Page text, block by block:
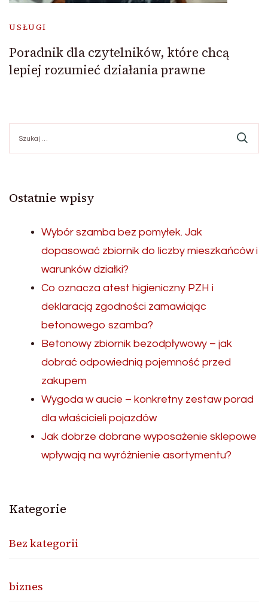
USŁUGI
Poradnik dla czytelników, które chcą
lepiej rozumieć działania prawne
Ostatnie wpisy
Wybór szamba bez pomyłek. Jak
dopasować zbiornik do liczby mieszkańców i
warunków działki?
Co oznacza atest higieniczny PZH i
deklaracją zgodności zamawiając
betonowego szamba?
Betonowy zbiornik bezodpływowy – jak
dobrać odpowiednią pojemność przed
zakupem
Wygoda w aucie – konkretny zestaw porad
dla właścicieli pojazdów
Jak dobrze dobrane wyposażenie sklepowe
wpływają na wyróżnienie asortymentu?
Kategorie
Bez kategorii
biznes